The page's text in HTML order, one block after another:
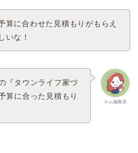
算に合わせた見積もりがもらえ
いな！
ルム編集長
『タウンライフ家づ
算に合った見積もり